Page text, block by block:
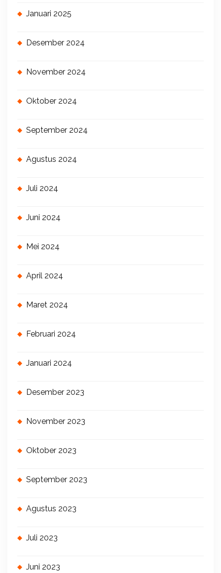
Januari 2025
Desember 2024
November 2024
Oktober 2024
September 2024
Agustus 2024
Juli 2024
Juni 2024
Mei 2024
April 2024
Maret 2024
Februari 2024
Januari 2024
Desember 2023
November 2023
Oktober 2023
September 2023
Agustus 2023
Juli 2023
Juni 2023